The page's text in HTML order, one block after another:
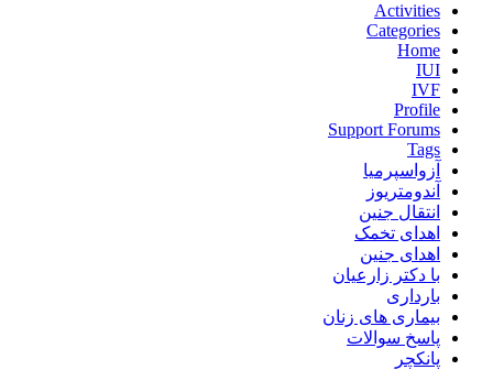
Activities
Categories
Home
IUI
IVF
Profile
Support Forums
Tags
آزواسپرمیا
آندومتریوز
انتقال جنین
اهدای تخمک
اهدای جنین
با دکتر زارعیان
بارداری
بیماری های زنان
پاسخ سوالات
پانکچر